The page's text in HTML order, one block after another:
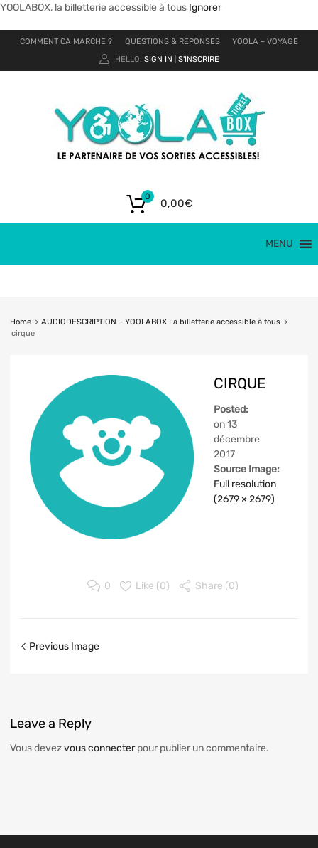
YOOLABOX, la billetterie accessible à tous Ignorer
COMMENT CA MARCHE ? QUESTIONS & REPONSES
YOOLA – VOYAGE
HELLO. SIGN IN S'INSCRIRE
0,00€
0
MENU
Home > AUDIODESCRIPTION – YOOLABOX La billetterie accessible à tous >
cirque
CIRQUE
Posted:
on13
décembre
2017
Source Image:
Full resolution
(2679 × 2679)
0 Like (0) Share (0)
Previous Image
Leavea Reply
Vous devezvous connecterpour publier un commentaire.